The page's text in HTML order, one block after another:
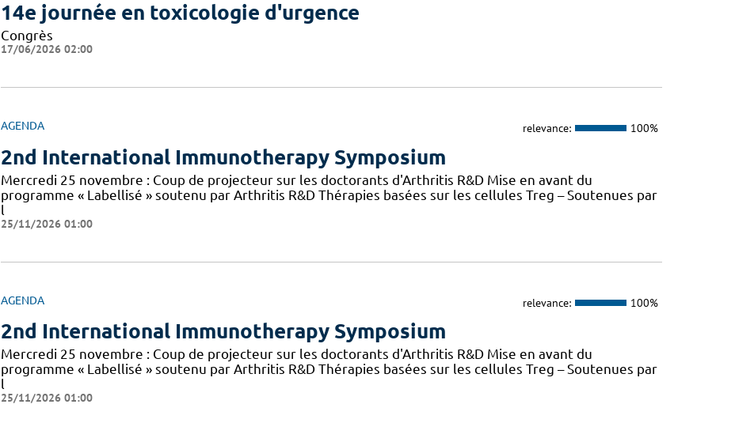
14e journée en toxicologie d'urgence
Congrès
17/06/2026 02:00
AGENDA relevance: 100%
2nd International Immunotherapy Symposium
Mercredi 25 novembre : Coup de projecteur sur les doctorants d'Arthritis R&D Mise en avant du
programme « Labellisé » soutenu par Arthritis R&D Thérapies basées sur les cellules Treg – Soutenues par
l
25/11/2026 01:00
AGENDA relevance: 100%
2nd International Immunotherapy Symposium
Mercredi 25 novembre : Coup de projecteur sur les doctorants d'Arthritis R&D Mise en avant du
programme « Labellisé » soutenu par Arthritis R&D Thérapies basées sur les cellules Treg – Soutenues par
l
25/11/2026 01:00